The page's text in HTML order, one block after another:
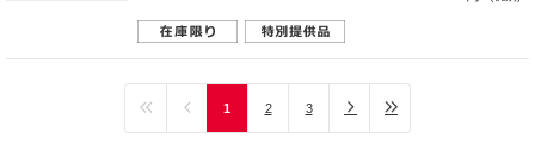
1 2 3